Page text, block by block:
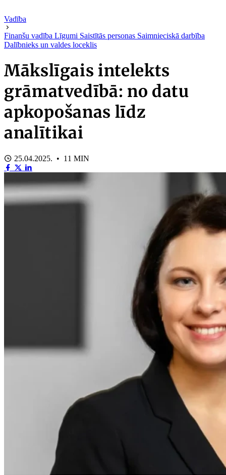
Vadība
Finanšu vadība Līgumi Saistītās personas Saimnieciskā darbība
Dalībnieks un valdes loceklis
Mākslīgais intelekts
grāmatvedībā: no datu
apkopošanas līdz
analītikai
25.04.2025. • 11 MIN